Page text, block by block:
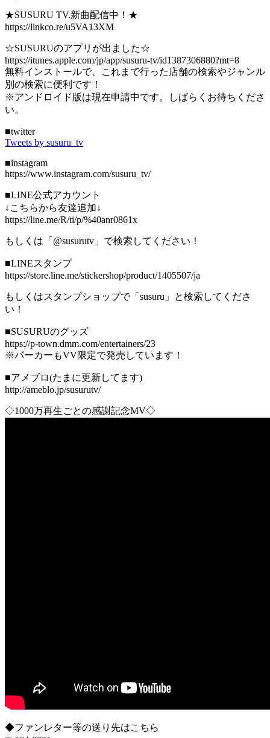
★SUSURU TV.新曲配信中！★
https://linkco.re/u5VA13XM
☆SUSURUのアプリが出ました☆
https://itunes.apple.com/jp/app/susuru-tv/id1387306880?mt=8
無料インストールで、これまで行った店舗の検索やジャンル
別の検索に便利です！
※アンドロイド版は現在申請中です。しばらくお待ちくださ
い。
■twitter
Tweets by susuru_tv
■instagram
https://www.instagram.com/susuru_tv/
■LINE公式アカウント
↓こちらから友達追加↓
https://line.me/R/ti/p/%40anr0861x
もしくは「@susurutv」で検索してください！
■LINEスタンプ
https://store.line.me/stickershop/product/1405507/ja
もしくはスタンプショップで「susuru」と検索してくださ
い！
■SUSURUのグッズ
https://p-town.dmm.com/entertainers/23
※パーカーもVV限定で発売しています！
■アメブロ(たまに更新してます)
http://ameblo.jp/susurutv/
◇1000万再生ごとの感謝記念MV◇
◆ファンレター等の送り先はこちら